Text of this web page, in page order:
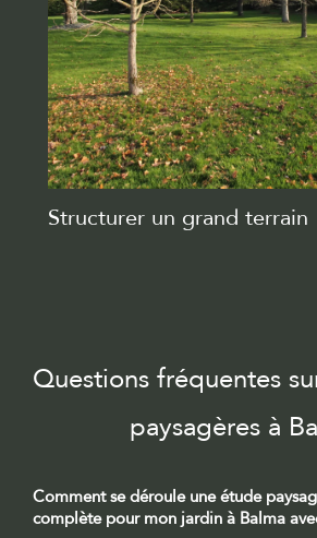
Structurer un grand terrain
Questions fréquentes
paysagères à
Comment se déroule une étude
complète pour mon jardin à Balma